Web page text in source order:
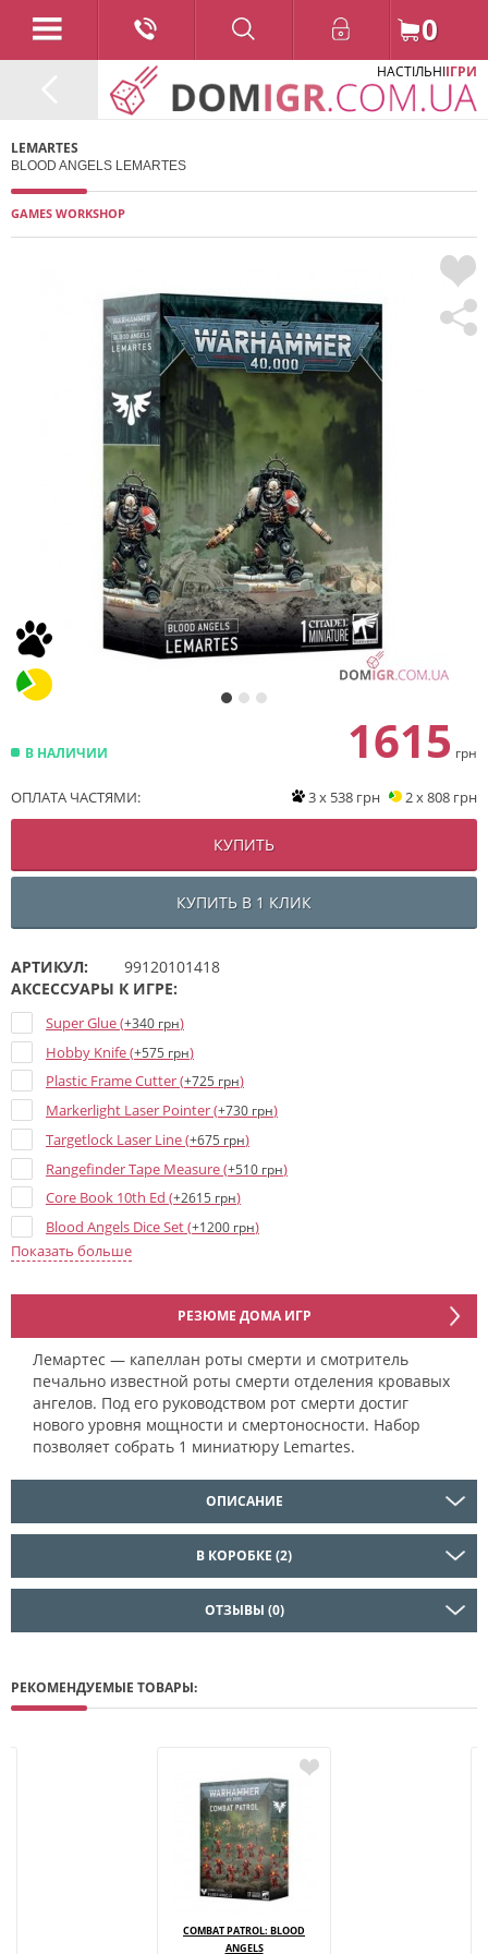
0
НАСТІЛЬНІІГРИ
LEMARTES
BLOOD ANGELS LEMARTES
GAMES WORKSHOP
В НАЛИЧИИ 1615 грн
ОПЛАТА ЧАСТЯМИ: 3 x 538 грн 2 x 808 грн
КУПИТЬ
КУПИТЬ В 1 КЛИК
АРТИКУЛ:
99120101418
АКСЕССУАРЫ К ИГРЕ:
Super Glue (+340 грн)
Hobby Knife (+575 грн)
Plastic Frame Cutter (+725 грн)
Markerlight Laser Pointer (+730 грн)
Targetlock Laser Line (+675 грн)
Rangefinder Tape Measure (+510 грн)
Core Book 10th Ed (+2615 грн)
Blood Angels Dice Set (+1200 грн)
Codex: Space Marines - 10th Ed (
Blood Angels Dice - 15 mm (+35 грн)
Blood Angels: Upgrades And Transfers (+1415 грн)
Blood Angels - Datacards 10th ed (
+1180 грн
Blood Angels Red Dice - 15 mm (+35 грн )
Blood Angels Blue Dice - 16 mm (+35 грн)
WH40K Core Rules (11th Ed) (
+920 грн
Показать больше
РЕЗЮМЕ ДОМА ИГР
Лемартес — капеллан роты смерти и смотритель
печально известной роты смерти отделения кровавых
ангелов. Под его руководством рот смерти достиг
нового уровня мощности и смертоносности. Набор
позволяет собрать 1 миниатюру Lemartes.
ОПИСАНИЕ
В КОРОБКЕ (2)
ОТЗЫВЫ (0)
РЕКОМЕНДУЕМЫЕ ТОВАРЫ:
COMBAT PATROL: BLOOD
ANGELS